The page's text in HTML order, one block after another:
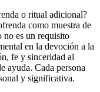
o ritual adicional?
como muestra de
no es un requisito
en la devoción a la
fe y sinceridad al
ayuda. Cada persona
y significativa.